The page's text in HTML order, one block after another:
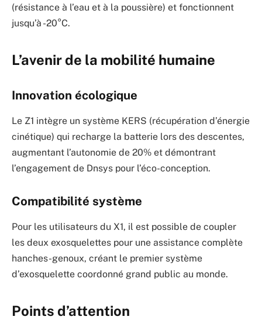
(résistance à l’eau et à la poussière) et fonctionnent
jusqu’à -20°C.
L’avenir de la mobilité humaine
Innovation écologique
Le Z1 intègre un système KERS (récupération d’énergie
cinétique) qui recharge la batterie lors des descentes,
augmentant l’autonomie de 20% et démontrant
l’engagement de Dnsys pour l’éco-conception.
Compatibilité système
Pour les utilisateurs du X1, il est possible de coupler
les deux exosquelettes pour une assistance complète
hanches-genoux, créant le premier système
d’exosquelette coordonné grand public au monde.
Points d’attention